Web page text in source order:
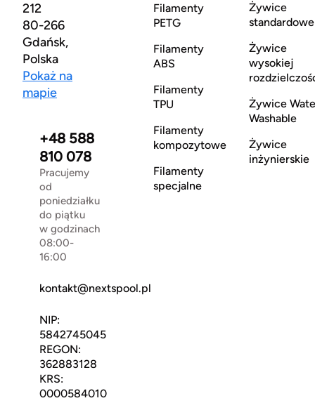
212
80-266
Gdańsk,
Polska
Pokaż na
mapie
+48 588
810 078
Pracujemy
od
poniedziałku
do piątku
w godzinach
08:00-
16:00
kontakt@nextspool.pl
NIP:
5842745045
REGON:
362883128
KRS:
0000584010
Filamenty
PETG
Filamenty
ABS
Filamenty
TPU
Filamenty
kompozytowe
Filamenty
specjalne
Żywice
standardowe
Żywice
wysokiej
Żywice
Washable
Żywice
inżynierskie